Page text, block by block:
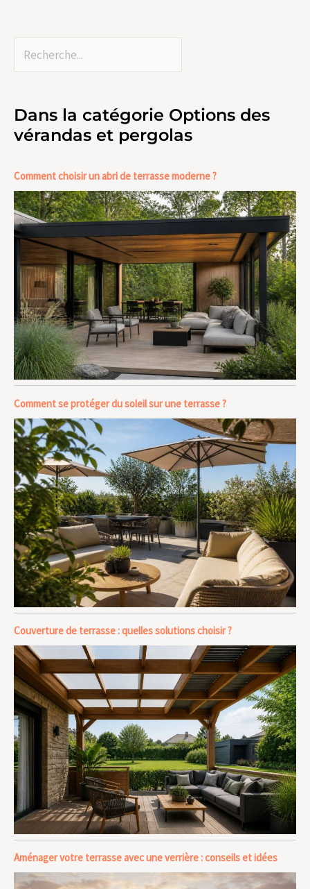
Dans la catégorie Options des
vérandas et pergolas
Comment choisir un abri de terrasse moderne ?
Comment se protéger du soleil sur une terrasse ?
Couverture de terrasse : quelles solutions choisir ?
Aménager votre terrasse avec une verrière : conseils et idées